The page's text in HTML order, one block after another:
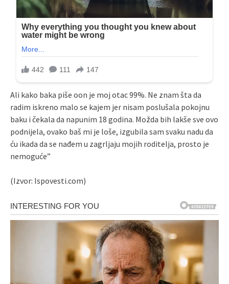
Ali kako baka piše oon je moj otac 99%. Ne znam šta da
radim iskreno malo se kajem jer nisam poslušala pokojnu
baku i čekala da napunim 18 godina. Možda bih lakše sve ovo
podnijela, ovako baš mi je loše, izgubila sam svaku nadu da
ću ikada da se nađem u zagrljaju mojih roditelja, prosto je
nemoguće”
(Izvor: Ispovesti.com)